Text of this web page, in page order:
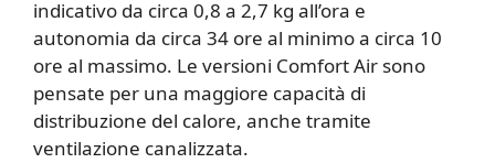
indicativo da circa 0,8 a 2,7 kg all’ora e
autonomia da circa 34 ore al minimo a circa 10
ore al massimo. Le versioni Comfort Air sono
pensate per una maggiore capacità di
distribuzione del calore, anche tramite
ventilazione canalizzata.